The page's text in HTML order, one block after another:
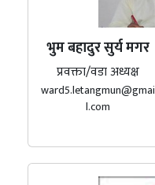
भुम बहादुर सुर्य मगर
प्रवक्ता/वडा अध्यक्ष
ward5.letangmun@gmai
l.com